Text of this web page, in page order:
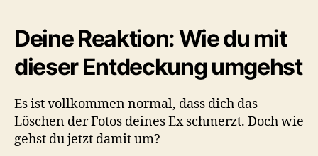
Deine Reaktion: Wie du mit
dieser Entdeckung umgehst
Es ist vollkommen normal, dass dich das
Löschen der Fotos deines Ex schmerzt. Doch wie
gehst du jetzt damit um?